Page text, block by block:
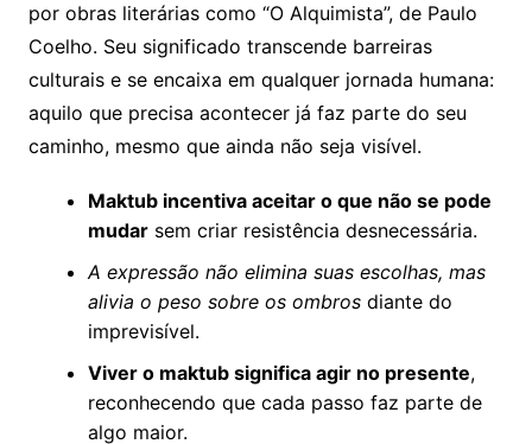
por obras literárias como “O Alquimista”, de Paulo
Coelho. Seu significado transcende barreiras
culturais e se encaixa em qualquer jornada humana:
aquilo que precisa acontecer já faz parte do seu
caminho, mesmo que ainda não seja visível.
Maktub incentiva aceitar o que não se pode
mudarsem criar resistência desnecessária.
A expressão não elimina suas escolhas, mas
alivia o peso sobre os ombrosdiante do
imprevisível.
Viver o maktub significa agir no presente,
reconhecendo que cada passo faz parte de
algo maior.